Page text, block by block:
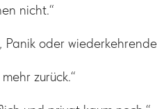
nicht.“
oder
zurück.“